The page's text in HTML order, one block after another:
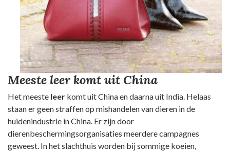
Meeste leer komt uit China
Het meeste leer komt uit China en daarna uit India. Helaas
staan er geen straffen op mishandelen van dieren in de
huidenindustrie in China. Er zijn door
dierenbeschermingsorganisaties meerdere campagnes
geweest. In het slachthuis worden bij sommige koeien,